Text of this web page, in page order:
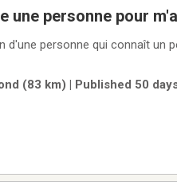
une personne pour
d'une personne qui connaît un
(83 km) | Published 50